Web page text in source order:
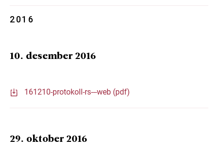
2016
10. desember 2016
161210-protokoll-rs---web (pdf)
29. oktober 2016